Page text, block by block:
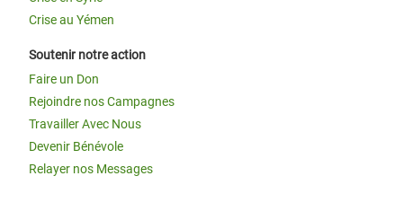
Crise au Yémen
Soutenir notre action
Faire un Don
Rejoindre nos Campagnes
Travailler Avec Nous
Devenir Bénévole
Relayer nos Messages